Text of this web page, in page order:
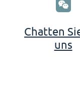
Chatten
uns